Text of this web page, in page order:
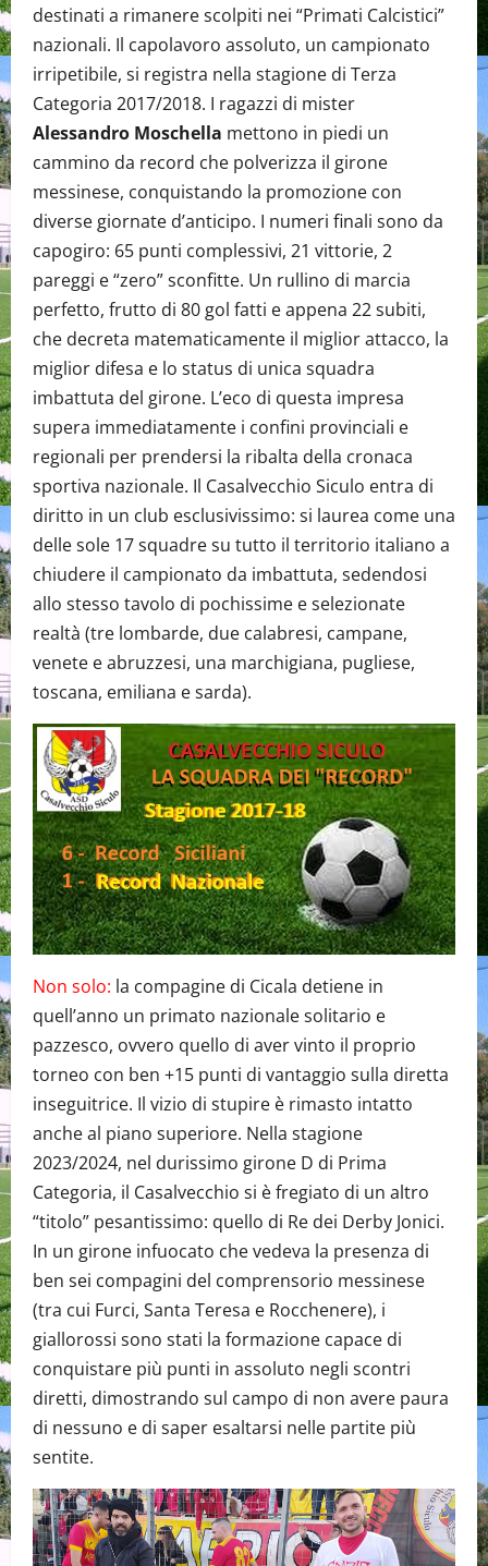
destinati a rimanere scolpiti nei “Primati Calcistici”
nazionali. Il capolavoro assoluto, un campionato
irripetibile, si registra nella stagione di Terza
Categoria 2017/2018. I ragazzi di mister
Alessandro Moschella mettono in piedi un
cammino da record che polverizza il girone
messinese, conquistando la promozione con
diverse giornate d’anticipo. I numeri finali sono da
capogiro: 65 punti complessivi, 21 vittorie, 2
pareggi e “zero” sconfitte. Un rullino di marcia
perfetto, frutto di 80 gol fatti e appena 22 subiti,
che decreta matematicamente il miglior attacco, la
miglior difesa e lo status di unica squadra
imbattuta del girone. L’eco di questa impresa
supera immediatamente i confini provinciali e
regionali per prendersi la ribalta della cronaca
sportiva nazionale. Il Casalvecchio Siculo entra di
diritto in un club esclusivissimo: si laurea come una
delle sole 17 squadre su tutto il territorio italiano a
chiudere il campionato da imbattuta, sedendosi
allo stesso tavolo di pochissime e selezionate
realtà (tre lombarde, due calabresi, campane,
venete e abruzzesi, una marchigiana, pugliese,
toscana, emiliana e sarda).
Non solo: la compagine di Cicala detiene in
quell’anno un primato nazionale solitario e
pazzesco, ovvero quello di aver vinto il proprio
torneo con ben +15 punti di vantaggio sulla diretta
inseguitrice. Il vizio di stupire è rimasto intatto
anche al piano superiore. Nella stagione
2023/2024, nel durissimo girone D di Prima
Categoria, il Casalvecchio si è fregiato di un altro
“titolo” pesantissimo: quello di Re dei Derby Jonici.
In un girone infuocato che vedeva la presenza di
ben sei compagini del comprensorio messinese
(tra cui Furci, Santa Teresa e Rocchenere), i
giallorossi sono stati la formazione capace di
conquistare più punti in assoluto negli scontri
diretti, dimostrando sul campo di non avere paura
di nessuno e di saper esaltarsi nelle partite più
sentite.